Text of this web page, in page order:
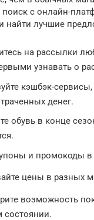
с онлайн-
найти лучшие
на рассылки
узнавать о
кэшбэк-
денег.
обувь в конце
и промокоды в
цены в разных
возможность
состоянии.